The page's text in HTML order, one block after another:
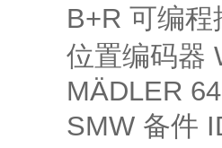
B+R 可编程
位置编码器
MÄDLER
SMW 备件